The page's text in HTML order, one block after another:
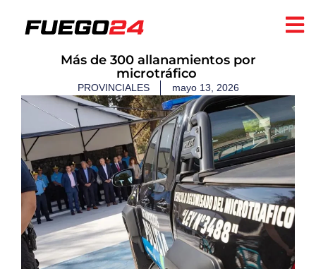
​Más de 300 allanamientos por
microtráfico ​
PROVINCIALES mayo 13, 2026